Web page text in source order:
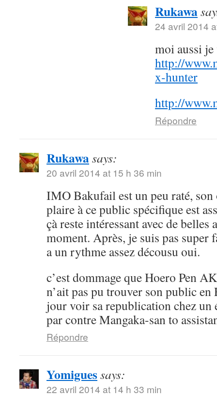
Rukawa
24 avril 2014
moi aussi
http://
x-hunter
http://
Répondre
Rukawasays:
20 avril 2014 at 15 h 36 min
IMO Bakufail est un peu raté,
plaire à ce public spécifique est
çà reste intéressant avec de belles
moment. Après, je suis pas super
a un rythme assez décousu oui.
c’est dommage que Hoero Pen
n’ait pas pu trouver son public en
jour voir sa republication chez un
par contre Mangaka-san to
Répondre
Yomiguessays:
22 avril 2014 at 14 h 33 min